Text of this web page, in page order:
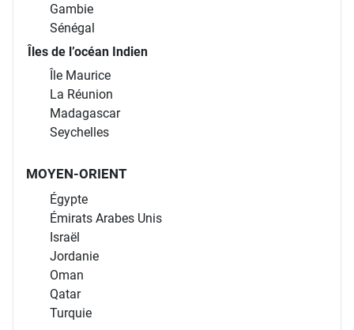
Gambie
Sénégal
Îles de l’océan Indien
Île Maurice
La Réunion
Madagascar
Seychelles
MOYEN-ORIENT
Égypte
Émirats Arabes Unis
Israël
Jordanie
Oman
Qatar
Turquie